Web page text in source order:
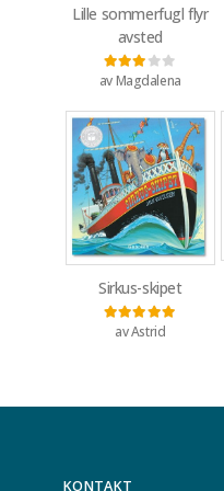
Lille sommerfugl flyr
avsted
Vurdert3av 5
av Magdalena
Sirkus-skipet
Vurdert5
av Astrid
KONTAKT